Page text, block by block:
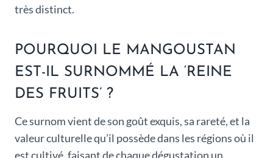
très distinct.
POURQUOI LE MANGOUSTAN
EST-IL SURNOMMÉ LA ‘REINE
DES FRUITS’ ?
Ce surnom vient de son goût exquis, sa rareté, et la
valeur culturelle qu’il possède dans les régions où il
est cultivé, faisant de chaque dégustation un